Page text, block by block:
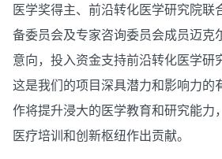
医学奖得主、前沿转化医学研究院联
备委员会及专家咨询委员会成员迈克
意向，投入资金支持前沿转化医学研
这是我们的项目深具潜力和影响力的
作将提升浸大的医学教育和研究能力
医疗培训和创新枢纽作出贡献。